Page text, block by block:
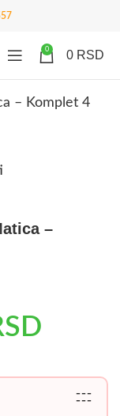
0 0 RSD
–
---
---